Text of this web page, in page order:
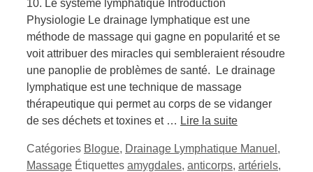
10. Le système lymphatique Introduction
Physiologie Le drainage lymphatique est une
méthode de massage qui gagne en popularité et se
voit attribuer des miracles qui sembleraient résoudre
une panoplie de problèmes de santé. Le drainage
lymphatique est une technique de massage
thérapeutique qui permet au corps de se vidanger
de ses déchets et toxines et … Lire la suite
Catégories Blogue, Drainage Lymphatique Manuel ,
Massage Étiquettes amygdales, anticorps, artériels,